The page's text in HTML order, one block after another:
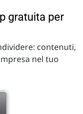
gratuita per
contenuti,
nel tuo